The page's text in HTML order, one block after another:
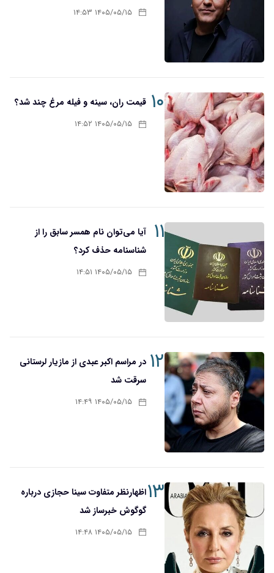
۱۴۰۵/۰۵/۱۵ ۱۴:۵۳
۱۰ قیمت ران، سینه و فیله مرغ چند شد؟
۱۴۰۵/۰۵/۱۵ ۱۴:۵۲
۱۱
آیا می‌توان نام همسر سابق را از
شناسنامه حذف کرد؟
۱۴۰۵/۰۵/۱۵ ۱۴:۵۱
۱۲ در مراسم اکبر عبدی از مازیار لرستانی
سرقت شد
۱۴۰۵/۰۵/۱۵ ۱۴:۴۹
۱۳اظهارنظر متفاوت سینا حجازی درباره
گوگوش خبرساز شد
۱۴۰۵/۰۵/۱۵ ۱۴:۴۸